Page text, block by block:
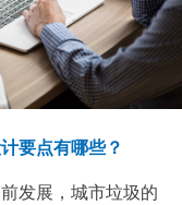
要点有哪些？
发展，城市垃圾的